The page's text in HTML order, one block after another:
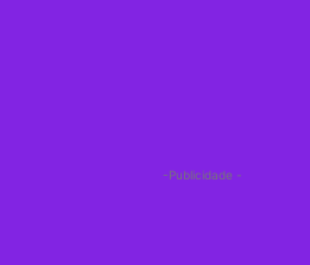
-Publicidade -